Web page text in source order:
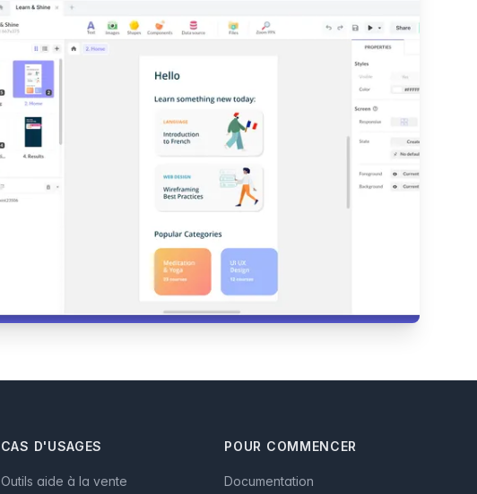
CAS D'USAGES
Outils aide à la vente
POUR COMMENCER
Documentation